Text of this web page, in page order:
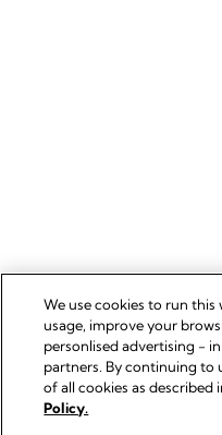
We use cookies to run this
usage, improve your
personlised advertising -
partners. By continuing to
of all cookies as described
Policy.